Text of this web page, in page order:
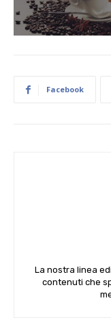
Facebook
La nostra linea
contenuti che